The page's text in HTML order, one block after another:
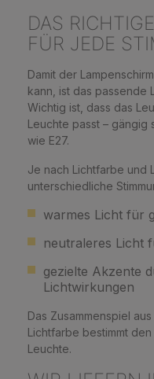
DAS
FÜR JEDE
Damit der
kann, ist das passende
Wichtig ist, dass das
Leuchte passt – gängig
wie E27.
Je nach Lichtfarbe und
unterschiedliche
warmes Licht für
neutraleres Licht
gezielte Akzente
Lichtwirkungen
Das Zusammenspiel
Lichtfarbe bestimmt
Leuchte.